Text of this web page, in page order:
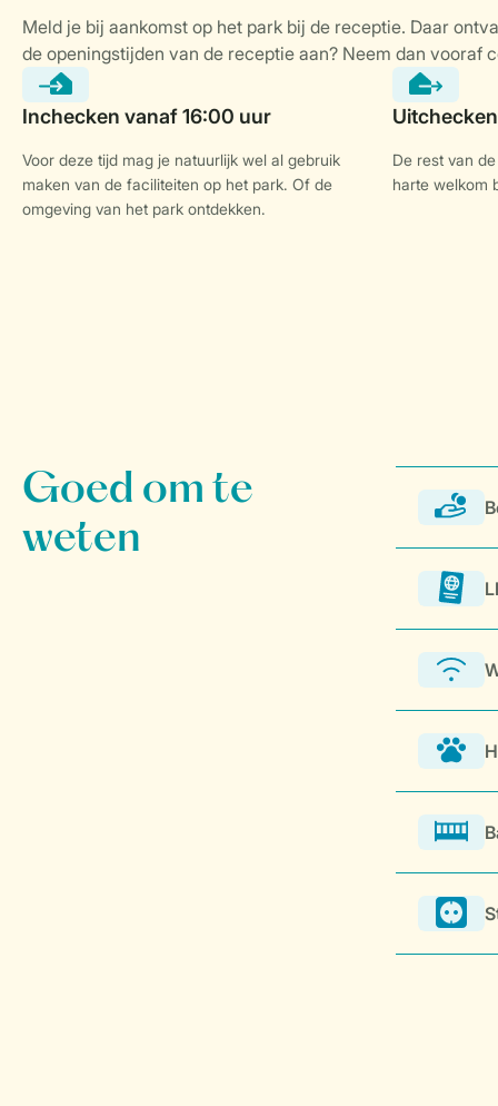
Voor deze tijd mag je natuurlijk wel al gebruik
maken van de faciliteiten op het park. Of de
omgeving van het park ontdekken.
De rest van
harte welkom